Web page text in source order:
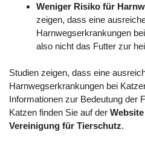
Weniger Risiko für
zeigen, dass eine
Harnwegserkrankungen
also nicht das Futter zur
Studien zeigen, dass eine
Harnwegserkrankungen bei
Informationen zur Bedeutung der
Katzen finden Sie auf der
Vereinigung für Tierschutz.